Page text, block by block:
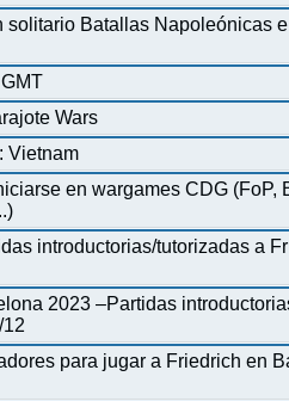
solitario Batallas Napoleónicas
Wars
Vietnam
en wargames CDG (FoP,
introductorias/tutorizadas a
2023 –Partidas
para jugar a Friedrich en